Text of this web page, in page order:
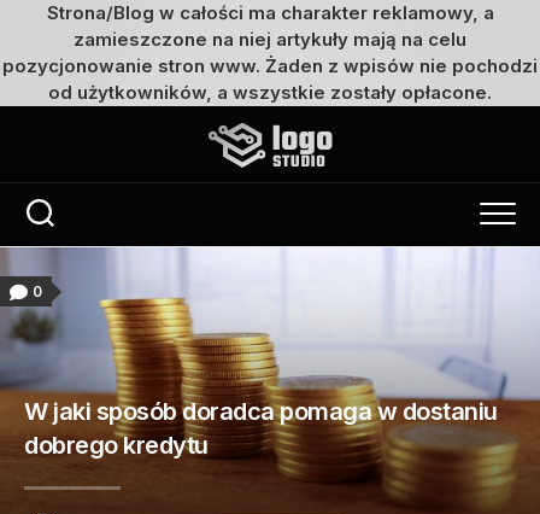
Strona/Blog w całości ma charakter reklamowy, a
zamieszczone na niej artykuły mają na celu
pozycjonowanie stron www. Żaden z wpisów nie pochodzi
od użytkowników, a wszystkie zostały opłacone.
0
W jaki sposób doradca pomaga w dostaniu
dobrego kredytu